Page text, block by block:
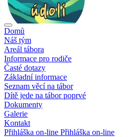
Domů
Náš tým
Areál tábora
Informace pro rodiče
Časté dotazy
Základní informace
Seznam věcí na tábor
Dítě jede na tábor poprvé
Dokumenty
Galerie
Kontakt
Přihláška on-line Přihláška on-line